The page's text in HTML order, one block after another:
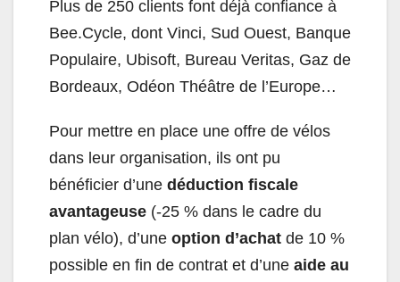
Plus de 250 clients font déjà confiance à
Bee.Cycle, dont Vinci, Sud Ouest, Banque
Populaire, Ubisoft, Bureau Veritas, Gaz de
Bordeaux, Odéon Théâtre de l’Europe…
Pour mettre en place une offre de vélos
dans leur organisation, ils ont pu
bénéficier d’une déduction fiscale
avantageuse (-25 % dans le cadre du
plan vélo), d’une option d’achat de 10 %
possible en fin de contrat et d’une aide au